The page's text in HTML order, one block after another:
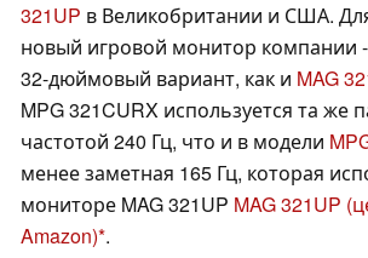
321UP в Великобритании и США.
новый игровой монитор компании
32-дюймовый вариант, как и MAG
MPG 321CURX используется та же
частотой 240 Гц, что и в модели
менее заметная 165 Гц, которая
мониторе MAG 321UP MAG 321UP
Amazon) .